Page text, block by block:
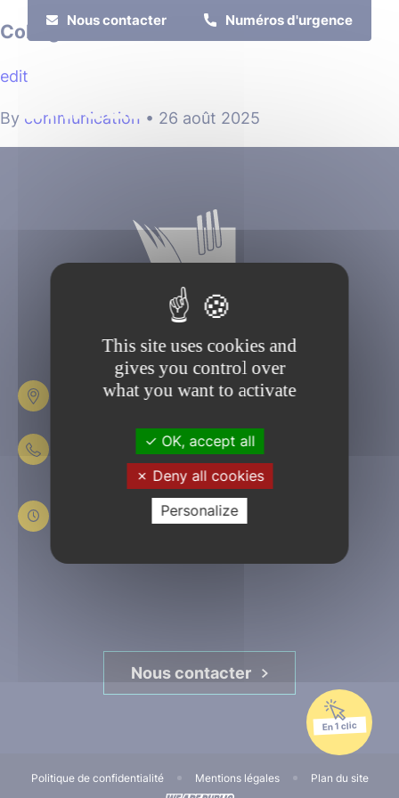
Nous contacter Numéros d'urgence
Collège Foch
edit
By communication • 26 août 2025
Place Fulbert de Beina
02 33 84 44 44
Du lundi au jeudi
de 8h30 à 12h et de 13h30 à 17h30
Nous contacter
Politique de confidentialité Mentions légales Plan du site
En 1 clic
Cookies management panel
This site uses cookies and
gives you control over
what you want to activate
OK, accept all
Deny all cookies
Personalize